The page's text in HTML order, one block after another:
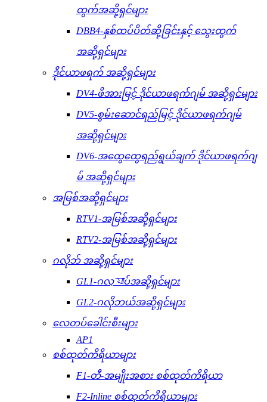
ထွက်အဆို့ရှင်များ
DBB4-နှစ်ထပ်ပိတ်ဆို့ခြင်းနှင့် သွေးထွက်
အဆို့ရှင်များ
ဒိုင်ယာဖရက် အဆို့ရှင်များ
DV4-ဖိအားမြင့် ဒိုင်ယာဖရက်ဂျမ် အဆို့ရှင်များ
DV5-စွမ်းဆောင်ရည်မြင့် ဒိုင်ယာဖရက်ဂျမ်
အဆို့ရှင်များ
DV6-အထွေထွေရည်ရွယ်ချက် ဒိုင်ယာဖရက်ဂျ
မ် အဆို့ရှင်များ
အမြစ်အဆို့ရှင်များ
RTV1-အမြစ်အဆို့ရှင်များ
RTV2-အမြစ်အဆို့ရှင်များ
ဂလိုဘ် အဆို့ရှင်များ
GL1-ဂလ্যাပ်အဆို့ရှင်များ
GL2-ဂလိုဘယ်အဆို့ရှင်များ
လေတပ်ခေါင်းစီးများ
AP1
စစ်ထုတ်ကိရိယာများ
F1-တီ-အမျိုးအစား စစ်ထုတ်ကိရိယာ
F2-Inline စစ်ထုတ်ကိရိယာများ